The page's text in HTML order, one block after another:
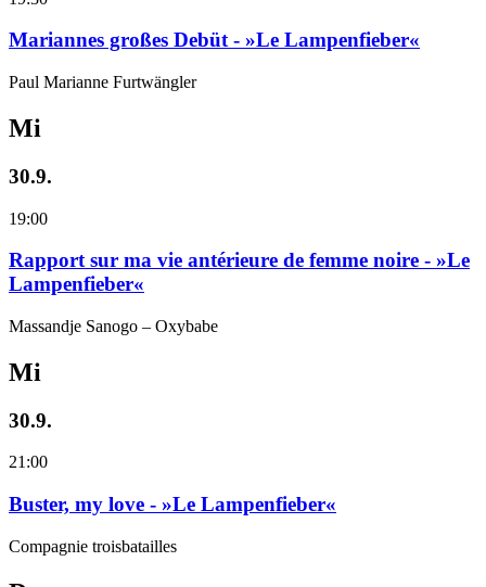
Mariannes großes Debüt - »Le Lampenfieber«
Paul Marianne Furtwängler
Mi
30.9.
19:00
Rapport sur ma vie antérieure de femme noire - »Le
Lampenfieber«
Massandje Sanogo – Oxybabe
Mi
30.9.
21:00
Buster, my love - »Le Lampenfieber«
Compagnie troisbatailles